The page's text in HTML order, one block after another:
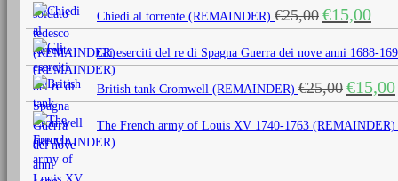
Chiedi al torrente (REMAINDER) €25,00 Il
prezzo
originale
era:
€25,00.
€15,00
è:
Gli eserciti del re di Spagna Guerra dei nove anni 1688-
British tank Cromwell (REMAINDER) €25,00 Il
prezzo
originale
era:
€15,00
The French army of Louis XV 1740-1763 (REMAINDER)